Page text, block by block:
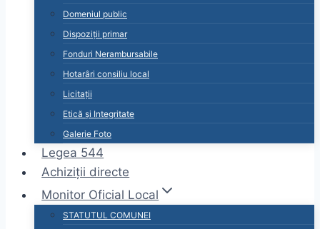
Domeniul public
Dispoziții primar
Fonduri Nerambursabile
Hotarâri consiliu local
Licitații
Etică și Integritate
Galerie Foto
Legea 544
Achiziții directe
Monitor Oficial Local
STATUTUL COMUNEI